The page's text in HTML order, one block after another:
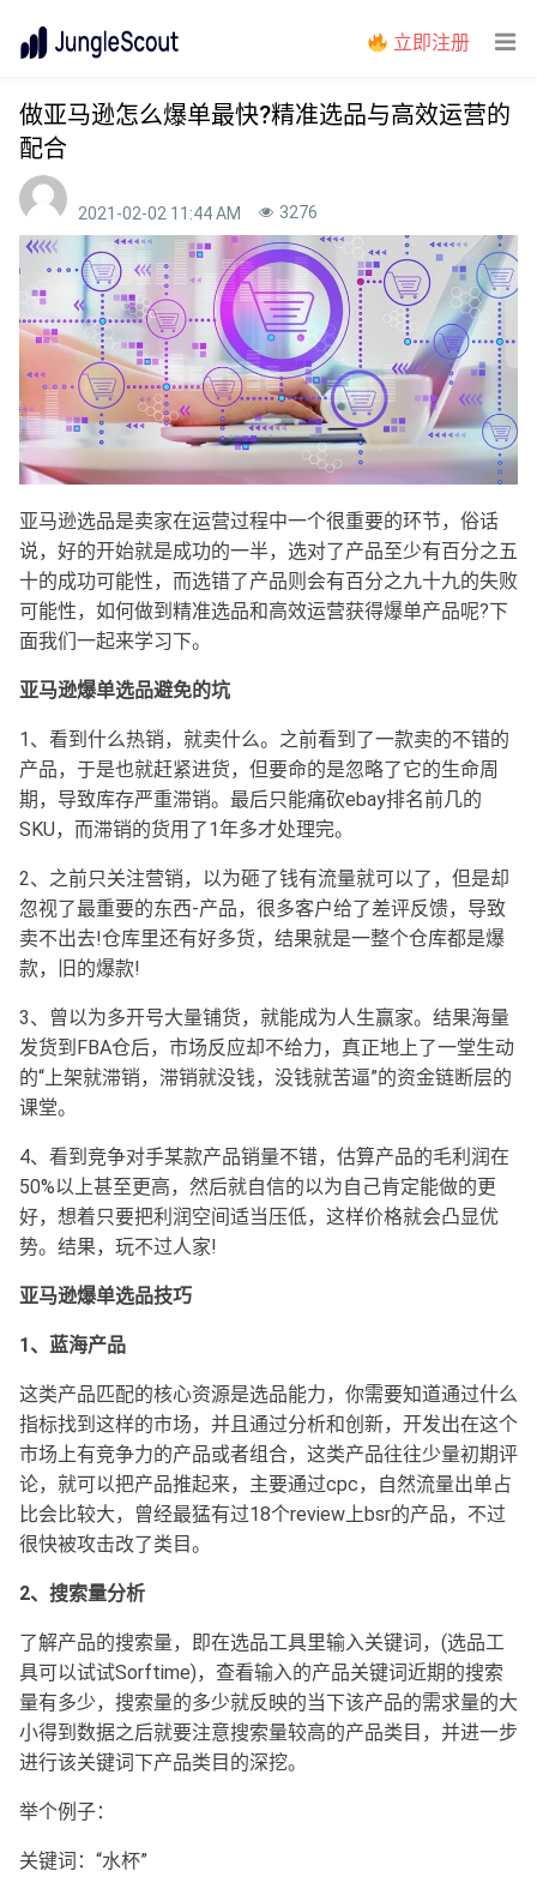
立即注册
做亚马逊怎么爆单最快?精准选品与高效运营的
配合
2021-02-02 11:44 AM 3276
亚马逊选品是卖家在运营过程中一个很重要的环节，俗话
说，好的开始就是成功的一半，选对了产品至少有百分之五
十的成功可能性，而选错了产品则会有百分之九十九的失败
可能性，如何做到精准选品和高效运营获得爆单产品呢?下
面我们一起来学习下。
亚马逊爆单选品避免的坑
1、看到什么热销，就卖什么。之前看到了一款卖的不错的
产品，于是也就赶紧进货，但要命的是忽略了它的生命周
期，导致库存严重滞销。最后只能痛砍ebay排名前几的
SKU，而滞销的货用了1年多才处理完。
2、之前只关注营销，以为砸了钱有流量就可以了，但是却
忽视了最重要的东西-产品，很多客户给了差评反馈，导致
卖不出去!仓库里还有好多货，结果就是一整个仓库都是爆
款，旧的爆款!
3、曾以为多开号大量铺货，就能成为人生赢家。结果海量
发货到FBA仓后，市场反应却不给力，真正地上了一堂生动
的“上架就滞销，滞销就没钱，没钱就苦逼”的资金链断层的
课堂。
4、看到竞争对手某款产品销量不错，估算产品的毛利润在
50%以上甚至更高，然后就自信的以为自己肯定能做的更
好，想着只要把利润空间适当压低，这样价格就会凸显优
势。结果，玩不过人家!
亚马逊爆单选品技巧
1、蓝海产品
这类产品匹配的核心资源是选品能力，你需要知道通过什么
指标找到这样的市场，并且通过分析和创新，开发出在这个
市场上有竞争力的产品或者组合，这类产品往往少量初期评
论，就可以把产品推起来，主要通过cpc，自然流量出单占
比会比较大，曾经最猛有过18个review上bsr的产品，不过
很快被攻击改了类目。
2、搜索量分析
了解产品的搜索量，即在选品工具里输入关键词，(选品工
具可以试试Sorftime)，查看输入的产品关键词近期的搜索
量有多少，搜索量的多少就反映的当下该产品的需求量的大
小得到数据之后就要注意搜索量较高的产品类目，并进一步
进行该关键词下产品类目的深挖。
举个例子：
关键词：“水杯”